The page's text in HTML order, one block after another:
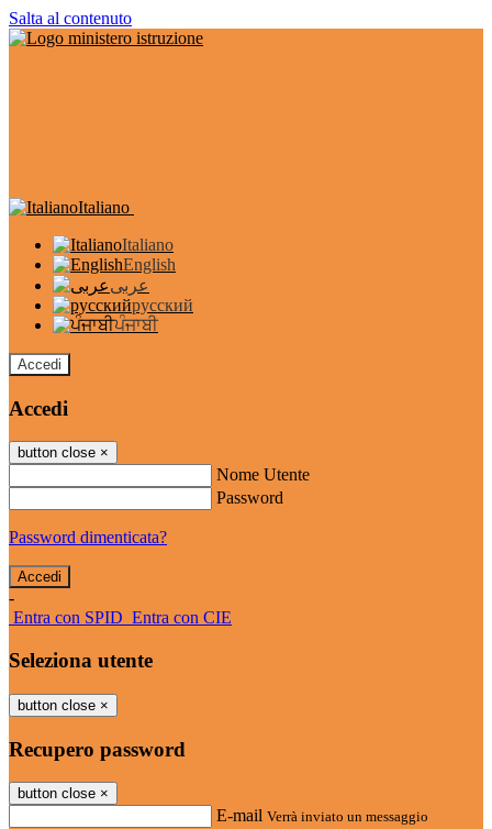
Salta al contenuto
Italiano
Italiano
English
عربى
русский
ਪੰਜਾਬੀ
Accedi
Accedi
button close ×
Nome Utente
Password
Password dimenticata?
-
Entra con SPID Entra con CIE
Seleziona utente
button close ×
Recupero password
button close ×
E-mail Verrà inviato un messaggio